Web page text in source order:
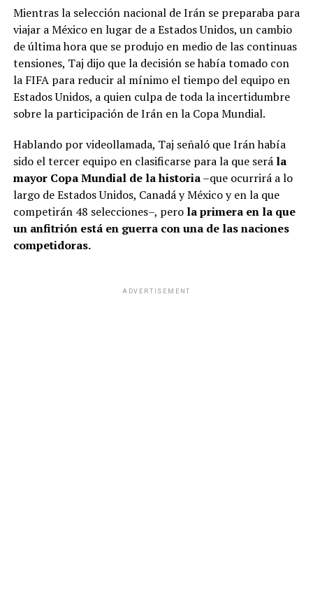
Mientras la selección nacional de Irán se preparaba para
viajar a México en lugar de a Estados Unidos, un cambio
de última hora que se produjo en medio de las continuas
tensiones, Taj dijo que la decisión se había tomado con
la FIFA para reducir al mínimo el tiempo del equipo en
Estados Unidos, a quien culpa de toda la incertidumbre
sobre la participación de Irán en la Copa Mundial.
Hablando por videollamada, Taj señaló que Irán había
sido el tercer equipo en clasificarse para la que será la
mayor Copa Mundial de la historia–que ocurrirá a lo
largo de Estados Unidos, Canadá y México y en la que
competirán 48 selecciones–, pero la primera en la que
un anfitrión está en guerra con una de las naciones
competidoras.
ADVERTISEMENT